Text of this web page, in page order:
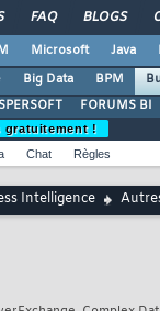
FAQ BLOGS
Microsoft Java
Big Data BPM
FORUMS BI
gratuitement !
Chat Règles
Intelligence